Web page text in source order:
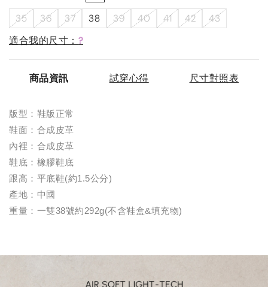
35 36 37 38 39 40 41 42
43
適合我的尺寸： ?
商品資訊 試穿心得 尺寸對照表
版型：鞋版正常
鞋面：合成皮革
內裡：合成皮革
鞋底：橡膠鞋底
跟高：平底鞋(約1.5公分)
產地：中國
重量：一雙38號約292g(不含鞋盒&填充物)